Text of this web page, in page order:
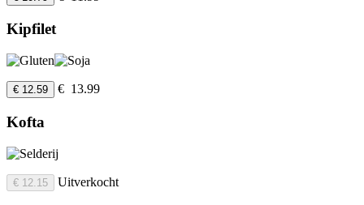
Kipfilet
€ 12.59 € 13.99
Kofta
€ 12.15 Uitverkocht